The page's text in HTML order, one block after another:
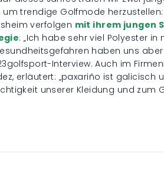
trendige Golfmode
verfolgen mit ihrem jungen
: „Ich habe sehr viel Polyester
haben uns
Interview. Auch im
erläutert: „paxariño ist galicisch
unserer Kleidung und zum